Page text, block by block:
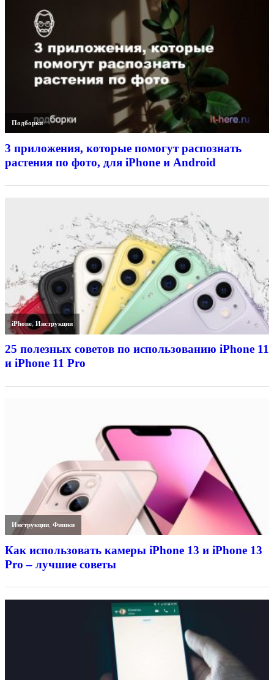
Подборки
3 приложения, которые помогут распознать
растения по фото, для iPhone и Android
iPhone,Инструкции
25 полезных советов по использованию iPhone 11
и iPhone 11 Pro
Инструкции,Фишки
Как использовать камеры iPhone 13 и iPhone 13
Pro – лучшие советы